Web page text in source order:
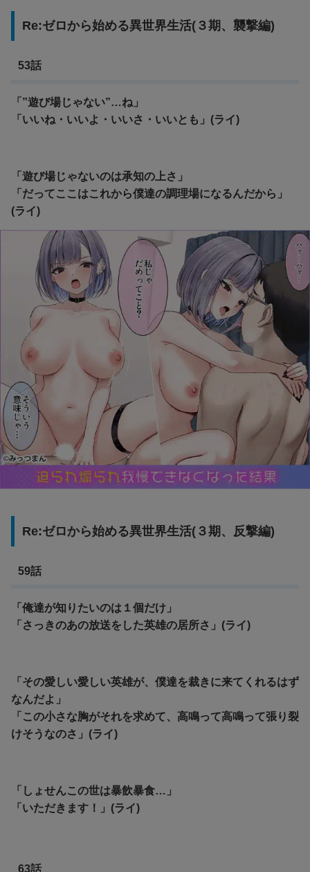
Re:ゼロから始める異世界生活(３期、襲撃編)
53話
「”遊び場じゃない”…ね」
「いいね・いいよ・いいさ・いいとも」(ライ)
「遊び場じゃないのは承知の上さ」
「だってここはこれから僕達の調理場になるんだから」
(ライ)
Re:ゼロから始める異世界生活(３期、反撃編)
59話
「俺達が知りたいのは１個だけ」
「さっきのあの放送をした英雄の居所さ」(ライ)
「その愛しい愛しい英雄が、僕達を裁きに来てくれるはず
なんだよ」
「この小さな胸がそれを求めて、高鳴って高鳴って張り裂
けそうなのさ」(ライ)
「しょせんこの世は暴飲暴食…」
「いただきます！」(ライ)
63話